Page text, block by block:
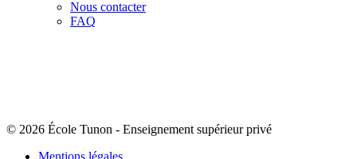
Nous contacter
FAQ
© 2026 École Tunon - Enseignement supérieur privé
Mentions légales